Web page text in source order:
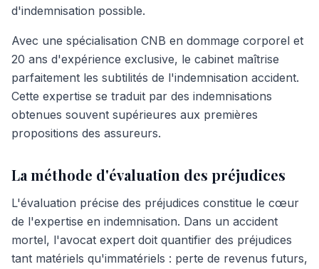
d'indemnisation possible.
Avec une spécialisation CNB en dommage corporel et
20 ans d'expérience exclusive, le cabinet maîtrise
parfaitement les subtilités de l'indemnisation accident.
Cette expertise se traduit par des indemnisations
obtenues souvent supérieures aux premières
propositions des assureurs.
La méthode d'évaluation des préjudices
L'évaluation précise des préjudices constitue le cœur
de l'expertise en indemnisation. Dans un accident
mortel, l'avocat expert doit quantifier des préjudices
tant matériels qu'immatériels : perte de revenus futurs,